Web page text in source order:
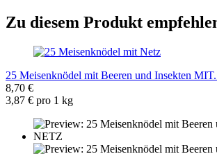
Zu diesem Produkt
25 Meisenknödel mit Beeren und Insekten
8,70 €
3,87 € pro 1 kg